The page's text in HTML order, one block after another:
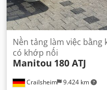
Crailsheim 9.424 km
Nền tảng làm việc bằng
có khớp nối
Manitou 180 ATJ